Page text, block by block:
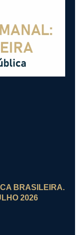
BRASILEIRA.
2026